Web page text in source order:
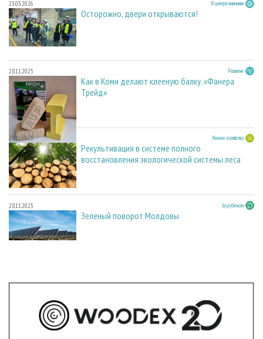
23.03.2026 В центре внимания
Осторожно, двери открываются!
28.11.2025 Развитие
Как в Коми делают клееную балку. «Фанера
Трейд»
28.11.2025 Лесное хозяйство
Рекультивация в системе полного
восстановления экологической системы леса
28.11.2025 За рубежом
Зеленый поворот Молдовы